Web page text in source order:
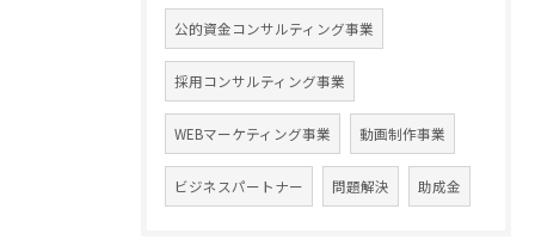
公的資金コンサルティング事業
採用コンサルティング事業
WEBマーケティング事業 動画制作事業
ビジネスパートナー 問題解決 助成金